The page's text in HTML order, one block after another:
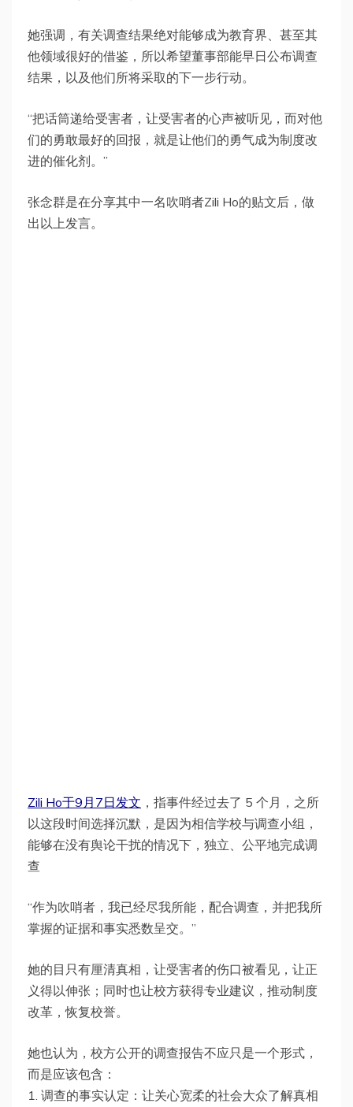
她强调，有关调查结果绝对能够成为教育界、甚至其
他领域很好的借鉴，所以希望董事部能早日公布调查
结果，以及他们所将采取的下一步行动。
“把话筒递给受害者，让受害者的心声被听见，而对他
们的勇敢最好的回报，就是让他们的勇气成为制度改
进的催化剂。”
张念群是在分享其中一名吹哨者Zili Ho的贴文后，做
出以上发言。
Zili Ho于9月7日发文 ，指事件经过去了 5 个月，之所
以这段时间选择沉默，是因为相信学校与调查小组，
能够在没有舆论干扰的情况下，独立、公平地完成调
查
“作为吹哨者，我已经尽我所能，配合调查，并把我所
掌握的证据和事实悉数呈交。”
她的目只有厘清真相，让受害者的伤口被看见，让正
义得以伸张；同时也让校方获得专业建议，推动制度
改革，恢复校誉。
她也认为，校方公开的调查报告不应只是一个形式，
而是应该包含：
1. 调查的事实认定：让关心宽柔的社会大众了解真相